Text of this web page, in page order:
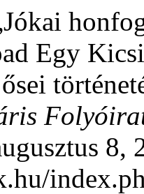
Egy
ősei
8,